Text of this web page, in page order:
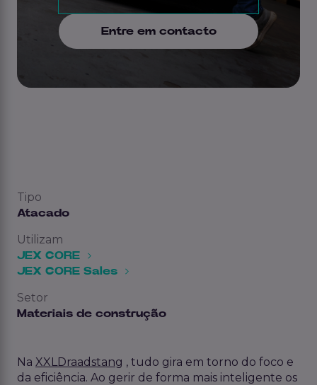
Entre em contacto
Tipo
Atacado
Utilizam
JEX CORE
JEX CORE Sales
Setor
Materiais de construção
Na XXLDraadstang , tudo gira em torno do foco e
da eficiência. Ao gerir de forma mais inteligente os